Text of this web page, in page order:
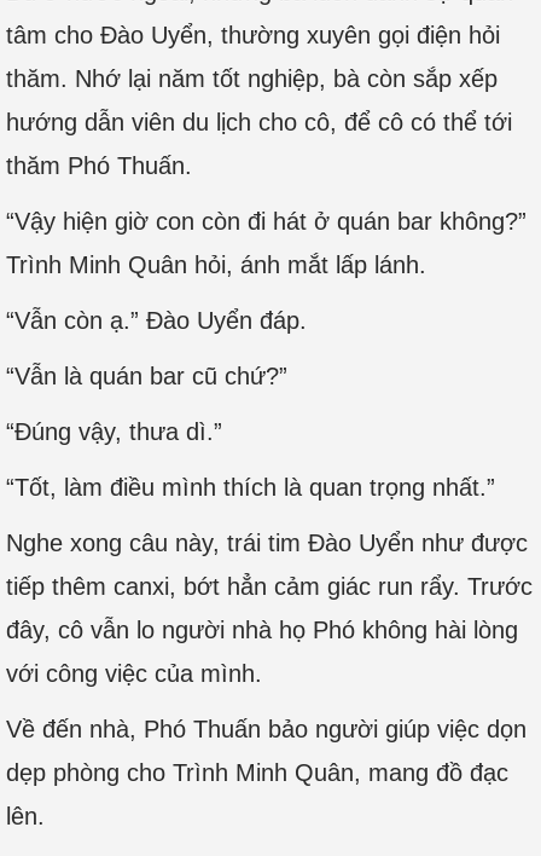
tâm cho Đào Uyển, thường xuyên gọi điện hỏi
thăm. Nhớ lại năm tốt nghiệp, bà còn sắp xếp
hướng dẫn viên du lịch cho cô, để cô có thể tới
thăm Phó Thuấn.
“Vậy hiện giờ con còn đi hát ở quán bar không?”
Trình Minh Quân hỏi, ánh mắt lấp lánh.
“Vẫn còn ạ.” Đào Uyển đáp.
“Vẫn là quán bar cũ chứ?”
“Đúng vậy, thưa dì.”
“Tốt, làm điều mình thích là quan trọng nhất.”
Nghe xong câu này, trái tim Đào Uyển như được
tiếp thêm canxi, bớt hẳn cảm giác run rẩy. Trước
đây, cô vẫn lo người nhà họ Phó không hài lòng
với công việc của mình.
Về đến nhà, Phó Thuấn bảo người giúp việc dọn
dẹp phòng cho Trình Minh Quân, mang đồ đạc
lên.